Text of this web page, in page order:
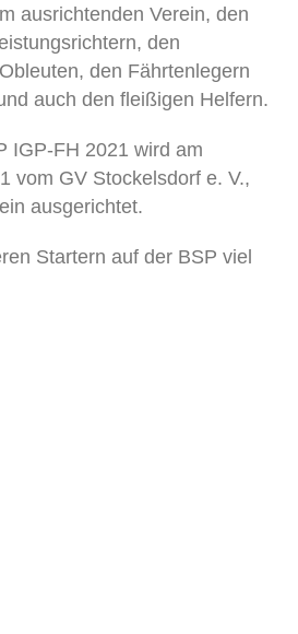
ausrichtenden Verein, den
den
den Fährtenlegern
auch den fleißigen Helfern.
IGP-FH 2021 wird am
vom GV Stockelsdorf e. V.,
ausgerichtet.
Startern auf der BSP viel